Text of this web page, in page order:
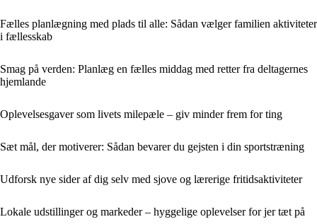
Fælles planlægning med plads til alle: Sådan vælger familien aktiviteter
i fællesskab
Smag på verden: Planlæg en fælles middag med retter fra deltagernes
hjemlande
Oplevelsesgaver som livets milepæle – giv minder frem for ting
Sæt mål, der motiverer: Sådan bevarer du gejsten i din sportstræning
Udforsk nye sider af dig selv med sjove og lærerige fritidsaktiviteter
Lokale udstillinger og markeder – hyggelige oplevelser for jer tæt på